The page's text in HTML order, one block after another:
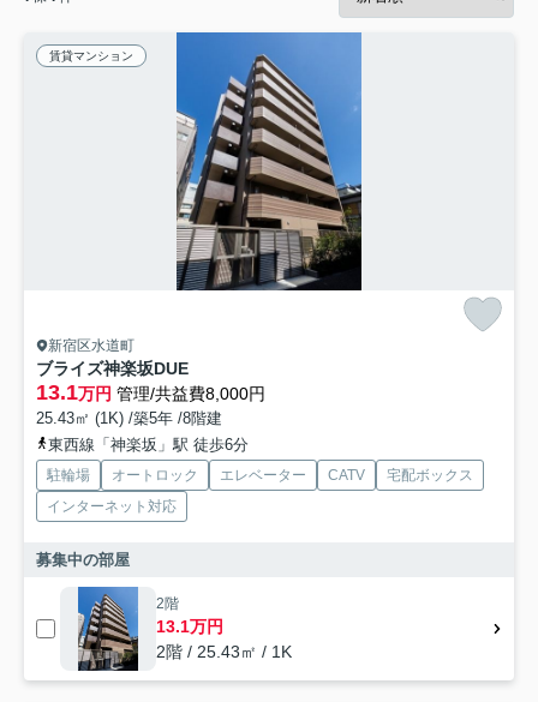
賃貸マンション
新宿区水道町
ブライズ神楽坂DUE
13.1万円 管理/共益費8,000円
25.43㎡ (1K) /築5年 /8階建
東西線「神楽坂」駅 徒歩6分
駐輪場 オートロック エレベーター CATV
宅配ボックス
インターネット対応
募集中の部屋
2階
13.1万円
2階 / 25.43㎡ / 1K